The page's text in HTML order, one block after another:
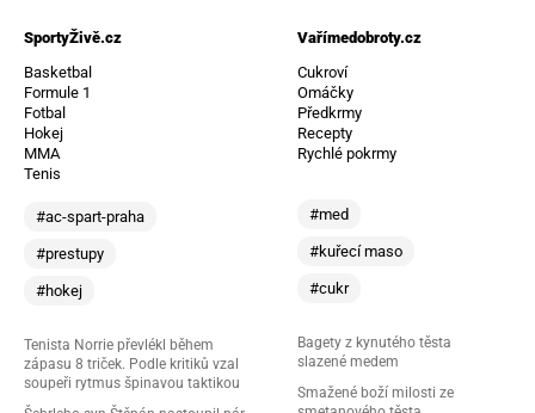
SportyŽivě.cz
Basketbal
Formule 1
Fotbal
Hokej
MMA
Tenis
#ac-spart-praha
#prestupy
#hokej
Tenista Norrie převlékl během
zápasu 8 triček. Podle kritiků vzal
soupeři rytmus špinavou taktikou
Vařímedobroty.cz
Cukroví
Omáčky
Předkrmy
Recepty
Rychlé pokrmy
#med
#kuřecí maso
#cukr
Bagety z kynutého těsta
slazené medem
Smažené boží milosti ze